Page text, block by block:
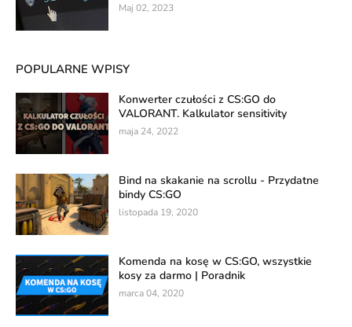
Maj 02, 2023
POPULARNE WPISY
Konwerter czułości z CS:GO do
VALORANT. Kalkulator sensitivity
maja 24, 2022
Bind na skakanie na scrollu - Przydatne
bindy CS:GO
listopada 19, 2020
Komenda na kosę w CS:GO, wszystkie
kosy za darmo | Poradnik
marca 04, 2020